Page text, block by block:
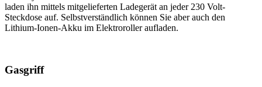
laden ihn mittels mitgelieferten Ladegerät an jeder 230 Volt-
Steckdose auf. Selbstverständlich können Sie aber auch den
Lithium-Ionen-Akku im Elektroroller aufladen.
Gasgriff